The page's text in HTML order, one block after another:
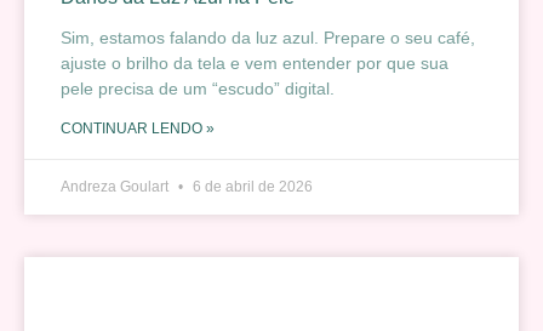
Sim, estamos falando da luz azul. Prepare o seu café,
ajuste o brilho da tela e vem entender por que sua
pele precisa de um “escudo” digital.
CONTINUAR LENDO »
Andreza Goulart 6 de abril de 2026